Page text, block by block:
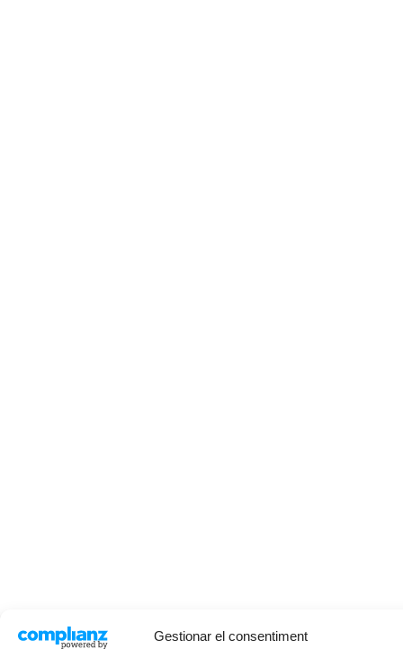
Gestionar el consentiment